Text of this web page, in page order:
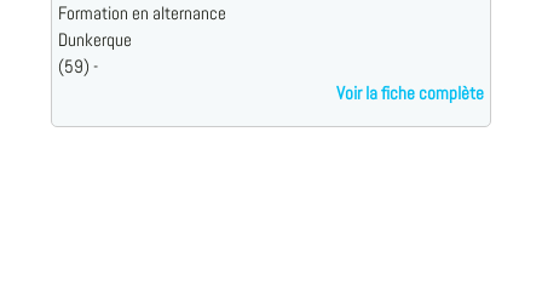
Formation en alternance
Dunkerque
(59) -
Voir la fiche complète